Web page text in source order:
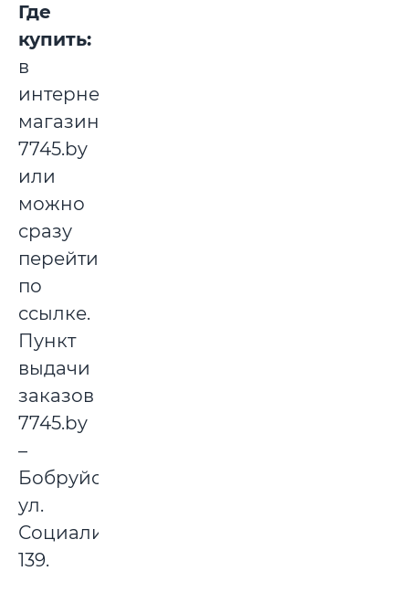
Где
купить:
в
интернет-
магазине
7745.by
или
можно
сразу
перейти
по
ссылке.
Пункт
выдачи
заказов
7745.by
–
Бобруйск,
ул.
Социалистическая,
139.